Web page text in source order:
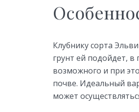
Клубнику сорта
грунт ей подойдет,
возможного и при
почве. Идеальный
может